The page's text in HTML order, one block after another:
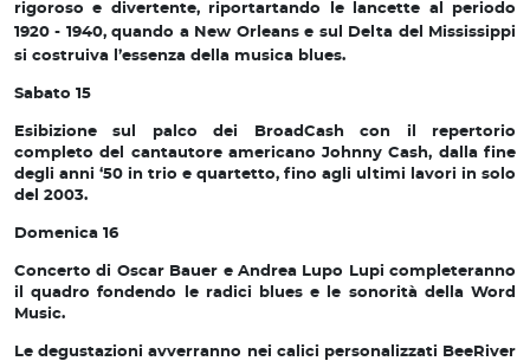
rigoroso e divertente, riportartando le lancette al periodo
1920 - 1940, quando a New Orleans e sul Delta del Mississippi
si costruiva l’essenza della musica blues.
Sabato 15
Esibizione sul palco dei BroadCash con il repertorio
completo del cantautore americano Johnny Cash, dalla fine
degli anni ‘50 in trio e quartetto, fino agli ultimi lavori in solo
del 2003.
Domenica 16
Concerto di Oscar Bauer eAndrea Lupo Lupi completeranno
il quadro fondendo le radici blues e le sonorità della Word
Music.
Le degustazioni avverranno nei calici personalizzati BeeRiver